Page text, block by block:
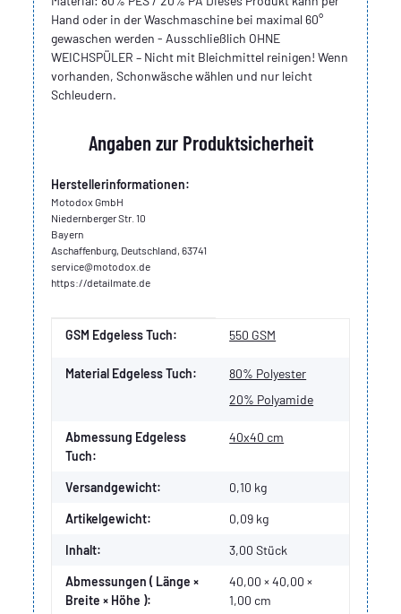
Hand oder in der Waschmaschine bei maximal 60°
gewaschen werden - Ausschließlich OHNE
WEICHSPÜLER – Nicht mit Bleichmittel reinigen! Wenn
vorhanden, Schonwäsche wählen und nur leicht
Schleudern.
Angaben zur Produktsicherheit
Herstellerinformationen:
Motodox GmbH
Niedernberger Str. 10
Bayern
Aschaffenburg, Deutschland, 63741
service@motodox.de
https://detailmate.de
Produkteigenschaft
Wert
GSM Edgeless Tuch: 550 GSM
Material Edgeless Tuch:
80% Polyester
20% Polyamide
Abmessung Edgeless
Tuch:
40x40 cm
Versandgewicht: 0,10 kg
Artikelgewicht: 0,09 kg
Inhalt: 3,00 Stück
Abmessungen ( Länge ×
Breite × Höhe ):
40,00 × 40,00 ×
1,00 cm